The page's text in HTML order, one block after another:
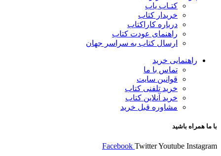
کتـاب یاب
خریدار کتاب
درباره کاراکتاب
راهنمای عودت کتاب
ارسال کتاب به سراسر جهان
راهنمایی خرید
تماس با ما
قوانین سایت
خرید تلفنی کتاب
خرید آنلاین کتاب
مشاوره قبل خرید
با ما همراه باشید
Facebook TwitterYoutube Instagram